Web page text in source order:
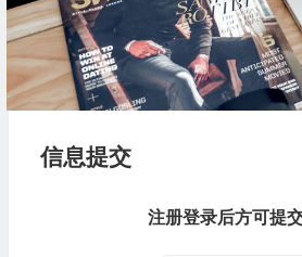
信息提交
注册登录后方可提